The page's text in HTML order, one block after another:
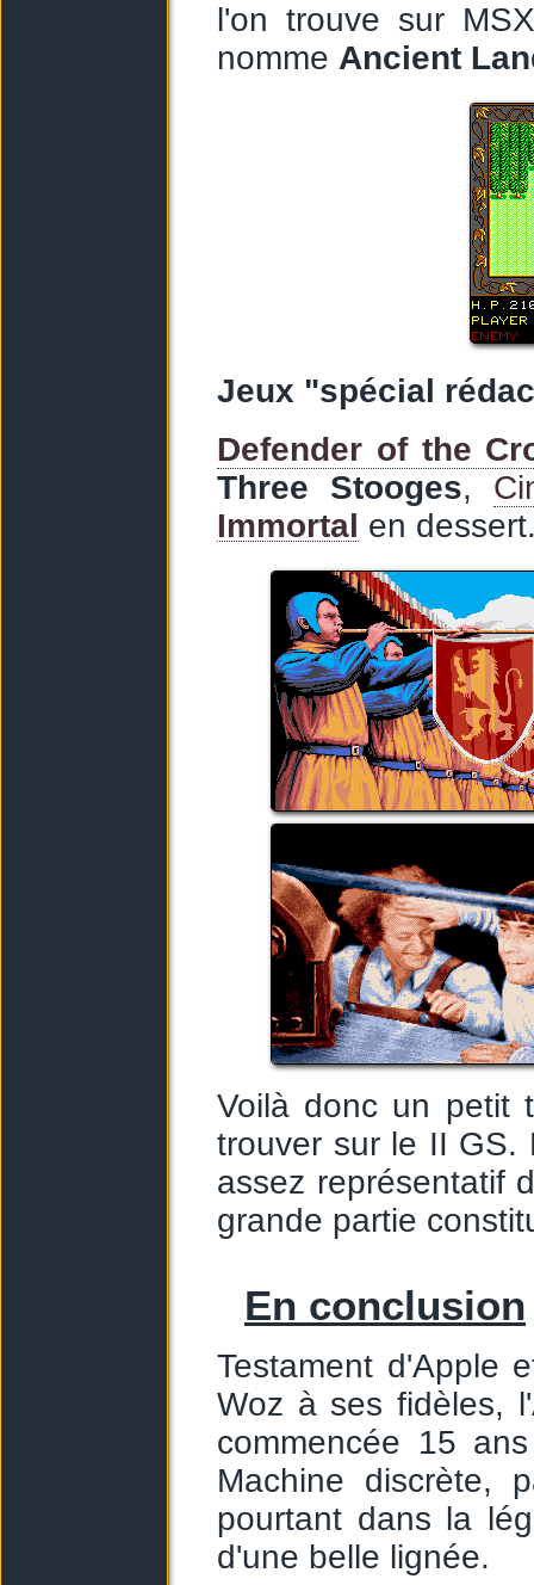
l'on trouve sur
nomme Ancient
Jeux "spécial
Defender of the
Three Stooges,
Immortal en
Voilà donc un petit
trouver sur le II GS.
assez représentatif
grande partie
En conclusion
Testament d'Apple
Woz à ses fidèles,
commencée 15
Machine discrète,
pourtant dans la
d'une belle lignée.